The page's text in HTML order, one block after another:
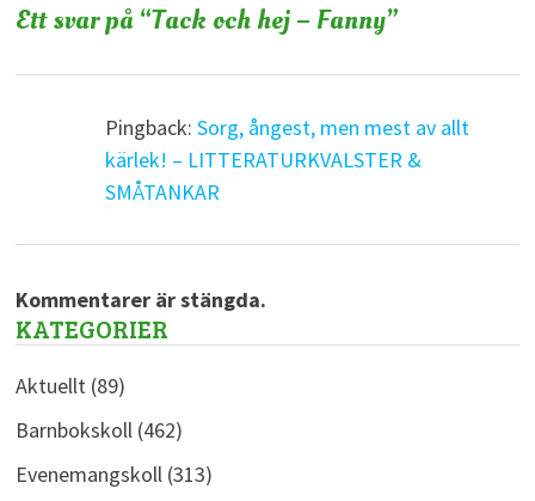
Ett svar på “Tack och hej – Fanny”
Pingback: Sorg, ångest, men mest av allt
kärlek! – LITTERATURKVALSTER &
SMÅTANKAR
Kommentarer är stängda.
KATEGORIER
Aktuellt(89)
Barnbokskoll(462)
Evenemangskoll(313)